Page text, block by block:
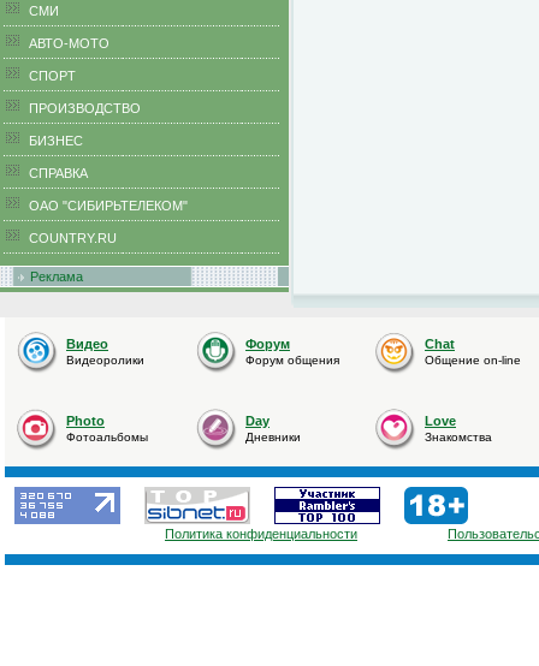
СМИ
АВТО-МОТО
СПОРТ
ПРОИЗВОДСТВО
БИЗНЕС
CПРАВКА
ОАО "СИБИРЬТЕЛЕКОМ"
COUNTRY.RU
Реклама
Видео
Видеоролики
Форум
Форум общения
Chat
Общение on-line
Photo
Фотоальбомы
Day
Дневники
Love
Знакомства
Политика конфиденциальности